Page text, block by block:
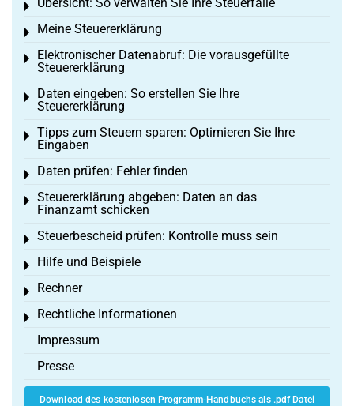
Toggle menu
Meine Steuererklärung
Toggle menu
Elektronischer Datenabruf: Die vorausgefüllte
Steuererklärung
Toggle menu
Daten eingeben: So erstellen Sie Ihre
Steuererklärung
Toggle menu
Tipps zum Steuern sparen: Optimieren Sie Ihre
Eingaben
Toggle menu
Daten prüfen: Fehler finden
Toggle menu
Steuererklärung abgeben: Daten an das
Finanzamt schicken
Toggle menu
Steuerbescheid prüfen: Kontrolle muss sein
Toggle menu
Hilfe und Beispiele
Toggle menu
Rechner
Toggle menu
Rechtliche Informationen
Toggle menu
Impressum
Presse
Download des kostenlosen Programm-Handbuchs als .pdf Datei